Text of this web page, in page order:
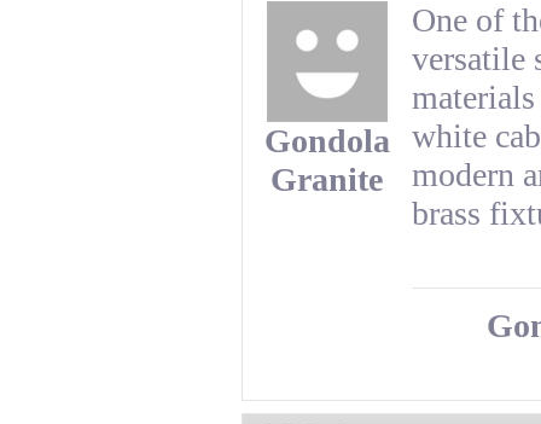
Gondola
Granite
One of
versatile
white
modern
brass